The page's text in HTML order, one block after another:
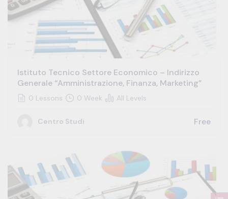
Istituto Tecnico Settore Economico – Indirizzo
Generale “amministrazione, Finanza, Marketing”
0 Lessons 0 Week All Levels
Centro Studi Free